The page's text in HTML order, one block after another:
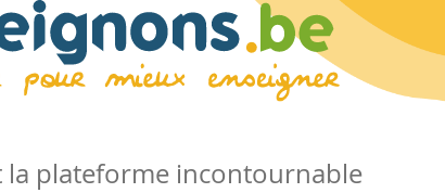
la plateforme incontournable